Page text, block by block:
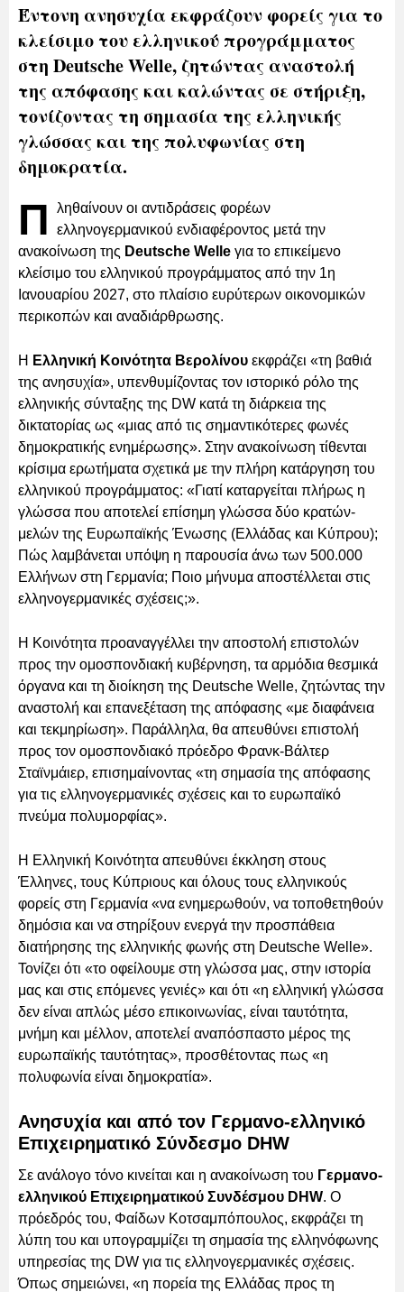
Έντονη ανησυχία εκφράζουν φορείς για το
κλείσιμο του ελληνικού προγράμματος
στη Deutsche Welle, ζητώντας αναστολή
της απόφασης και καλώντας σε στήριξη,
τονίζοντας τη σημασία της ελληνικής
γλώσσας και της πολυφωνίας στη
δημοκρατία.
Π
ληθαίνουν οι αντιδράσεις φορέων
ελληνογερμανικού ενδιαφέροντος μετά την
ανακοίνωση της Deutsche Welle για το επικείμενο
κλείσιμο του ελληνικού προγράμματος από την 1η
Ιανουαρίου 2027, στο πλαίσιο ευρύτερων οικονομικών
περικοπών και αναδιάρθρωσης.
Η Ελληνική Κοινότητα Βερολίνου εκφράζει «τη βαθιά
της ανησυχία», υπενθυμίζοντας τον ιστορικό ρόλο της
ελληνικής σύνταξης της DW κατά τη διάρκεια της
δικτατορίας ως «μιας από τις σημαντικότερες φωνές
δημοκρατικής ενημέρωσης». Στην ανακοίνωση τίθενται
κρίσιμα ερωτήματα σχετικά με την πλήρη κατάργηση του
ελληνικού προγράμματος: «Γιατί καταργείται πλήρως η
γλώσσα που αποτελεί επίσημη γλώσσα δύο κρατών-
μελών της Ευρωπαϊκής Ένωσης (Ελλάδας και Κύπρου);
Πώς λαμβάνεται υπόψη η παρουσία άνω των 500.000
Ελλήνων στη Γερμανία; Ποιο μήνυμα αποστέλλεται στις
ελληνογερμανικές σχέσεις;».
Η Κοινότητα προαναγγέλλει την αποστολή επιστολών
προς την ομοσπονδιακή κυβέρνηση, τα αρμόδια θεσμικά
όργανα και τη διοίκηση της Deutsche Welle, ζητώντας την
αναστολή και επανεξέταση της απόφασης «με διαφάνεια
και τεκμηρίωση». Παράλληλα, θα απευθύνει επιστολή
προς τον ομοσπονδιακό πρόεδρο Φρανκ-Βάλτερ
Σταϊνμάιερ, επισημαίνοντας «τη σημασία της απόφασης
για τις ελληνογερμανικές σχέσεις και το ευρωπαϊκό
πνεύμα πολυμορφίας».
Η Ελληνική Κοινότητα απευθύνει έκκληση στους
Έλληνες, τους Κύπριους και όλους τους ελληνικούς
φορείς στη Γερμανία «να ενημερωθούν, να τοποθετηθούν
δημόσια και να στηρίξουν ενεργά την προσπάθεια
διατήρησης της ελληνικής φωνής στη Deutsche Welle».
Τονίζει ότι «το οφείλουμε στη γλώσσα μας, στην ιστορία
μας και στις επόμενες γενιές» και ότι «η ελληνική γλώσσα
δεν είναι απλώς μέσο επικοινωνίας, είναι ταυτότητα,
μνήμη και μέλλον, αποτελεί αναπόσπαστο μέρος της
ευρωπαϊκής ταυτότητας», προσθέτοντας πως «η
πολυφωνία είναι δημοκρατία».
Ανησυχία και από τον Γερμανο-ελληνικό
Επιχειρηματικό Σύνδεσμο DHW
Σε ανάλογο τόνο κινείται και η ανακοίνωση του Γερμανο-
ελληνικού Επιχειρηματικού Συνδέσμου DHW. Ο
πρόεδρός του, Φαίδων Κοτσαμπόπουλος, εκφράζει τη
λύπη του και υπογραμμίζει τη σημασία της ελληνόφωνης
υπηρεσίας της DW για τις ελληνογερμανικές σχέσεις.
Όπως σημειώνει, «η πορεία της Ελλάδας προς τη